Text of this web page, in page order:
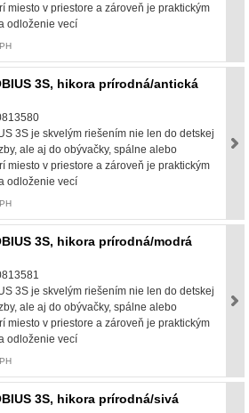
miesto v priestore a zároveň je praktickým
odloženie vecí
3S, hikora prírodná/antická
3S je skvelým riešením nie len do detskej
ale aj do obývačky, spálne alebo
miesto v priestore a zároveň je praktickým
odloženie vecí
3S, hikora prírodná/modrá
3S je skvelým riešením nie len do detskej
ale aj do obývačky, spálne alebo
miesto v priestore a zároveň je praktickým
odloženie vecí
3S, hikora prírodná/sivá